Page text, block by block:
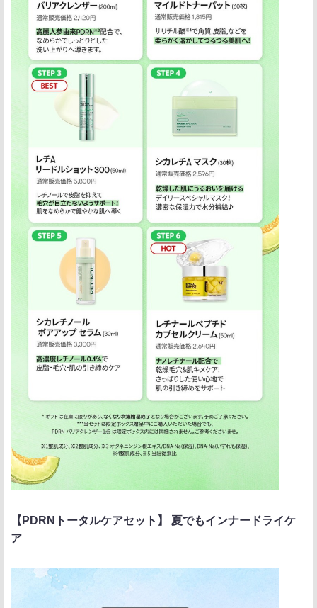
【PDRNトータルケアセット】 夏でもインナードライケ
ア